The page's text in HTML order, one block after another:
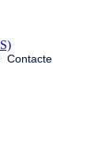
Contacte